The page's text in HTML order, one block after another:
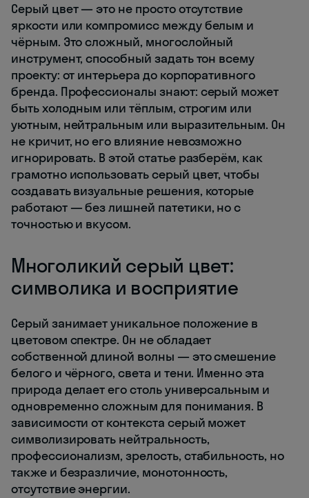
Серый цвет — это не просто отсутствие
яркости или компромисс между белым и
чёрным. Это сложный, многослойный
инструмент, способный задать тон всему
проекту: от интерьера до корпоративного
бренда. Профессионалы знают: серый может
быть холодным или тёплым, строгим или
уютным, нейтральным или выразительным. Он
не кричит, но его влияние невозможно
игнорировать. В этой статье разберём, как
грамотно использовать серый цвет, чтобы
создавать визуальные решения, которые
работают — без лишней патетики, но с
точностью и вкусом.
Многоликий серый цвет:
символика и восприятие
Серый занимает уникальное положение в
цветовом спектре. Он не обладает
собственной длиной волны — это смешение
белого и чёрного, света и тени. Именно эта
природа делает его столь универсальным и
одновременно сложным для понимания. В
зависимости от контекста серый может
символизировать нейтральность,
профессионализм, зрелость, стабильность, но
также и безразличие, монотонность,
отсутствие энергии.